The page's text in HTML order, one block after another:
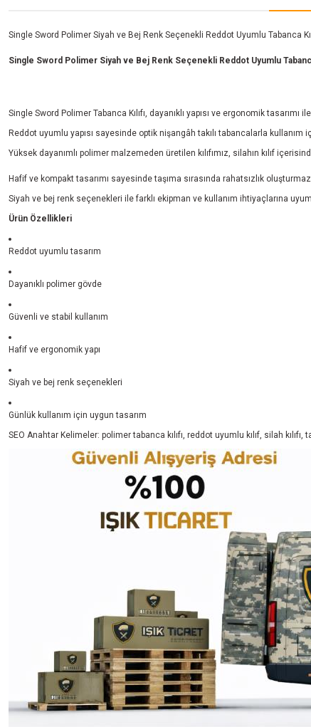
Single Sword Polimer Siyah ve Bej Renk Seçenekli Reddot Uyumlu Tabanca
Single Sword Polimer Siyah ve Bej Renk Seçenekli Reddot Uyumlu Tabanca
Single Sword Polimer Tabanca Kılıfı, dayanıklı yapısı ve ergonomik
Reddot uyumlu yapısı sayesinde optik nişangâh takılı tabancalarla
Yüksek dayanımlı polimer malzemeden üretilen kılıfımız, silahın kılıf
Hafif ve kompakt tasarımı sayesinde taşıma sırasında rahatsızlık
Siyah ve bej renk seçenekleri ile farklı ekipman ve kullanım ihtiyaçlarına
Ürün Özellikleri
Reddot uyumlu tasarım
Dayanıklı polimer gövde
Güvenli ve stabil kullanım
Hafif ve ergonomik yapı
Siyah ve bej renk seçenekleri
Günlük kullanım için uygun tasarım
SEO Anahtar Kelimeler: polimer tabanca kılıfı, reddot uyumlu kılıf, silah kılıfı,